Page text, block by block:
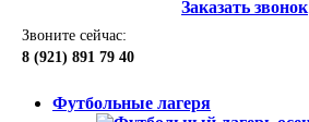
Заказать звонок
Звоните сейчас:
8 (921) 891 79 40
Футбольные лагеря